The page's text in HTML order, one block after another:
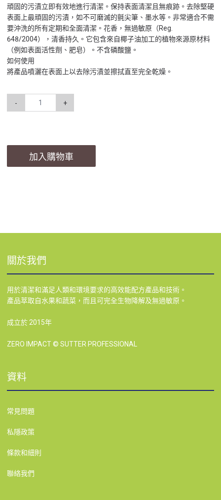
頑固的污漬立即有效地進行清潔。保持表面清潔且無痕跡。去除堅硬
表面上最頑固的污漬，如不可磨滅的氈尖筆、墨水等。非常適合不需
要沖洗的所有定期和全面清潔。花香，無過敏原（Reg.
648/2004），清香持久。它包含來自椰子油加工的植物來源原材料
（例如表面活性劑、肥皂）。不含磷酸鹽。
如何使用
將產品噴灑在表面上以去除污漬並擦拭直至完全乾燥。
- +
加入購物車
關於我們
用於清潔和滿足人類和環境要求的高效能配方產品和技術。
產品萃取自水果和蔬菜，而且可完全生物降解及無過敏原。
成立於 2015年
ZERO IMPACT © SUTTER PROFESSIONAL
資料
常見問題
私隱政策
條款和細則
聯絡我們